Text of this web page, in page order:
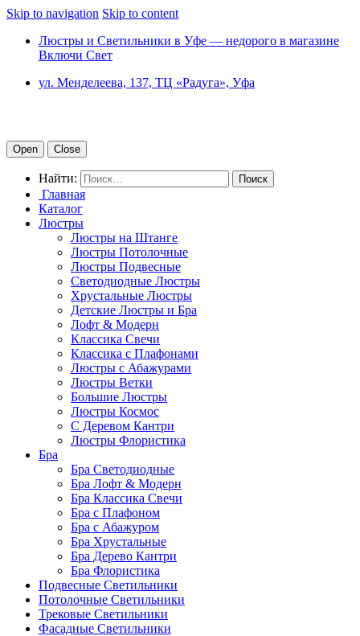
Skip to navigation Skip to content
Люстры и Светильники в Уфе — недорого в магазине
Включи Свет
ул. Менделеева, 137, ТЦ «Радуга», Уфа
Open Close
Найти:
Главная
Каталог
Люстры
Люстры на Штанге
Люстры Потолочные
Люстры Подвесные
Светодиодные Люстры
Хрустальные Люстры
Детские Люстры и Бра
Лофт & Модерн
Классика Свечи
Классика с Плафонами
Люстры с Абажурами
Люстры Ветки
Большие Люстры
Люстры Космос
С Деревом Кантри
Люстры Флористика
Бра
Бра Светодиодные
Бра Лофт & Модерн
Бра Классика Свечи
Бра с Плафоном
Бра с Абажуром
Бра Хрустальные
Бра Дерево Кантри
Бра Флористика
Подвесные Светильники
Потолочные Светильники
Трековые Светильники
Фасадные Светильники